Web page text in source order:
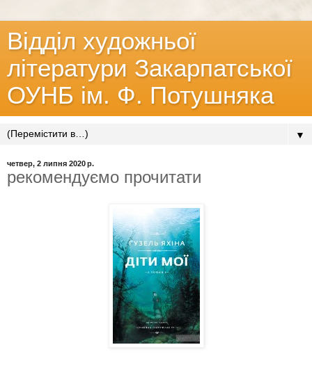
Відділ художньої
літератури Закарпатської
ОУНБ ім. Ф. Потушняка
▼
четвер, 2 липня 2020 р.
рекомендуємо прочитати